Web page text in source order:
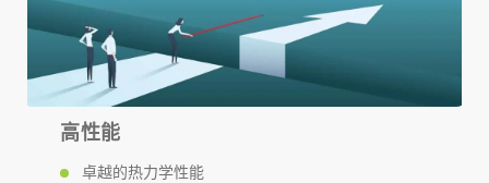
高性能
卓越的热力学性能